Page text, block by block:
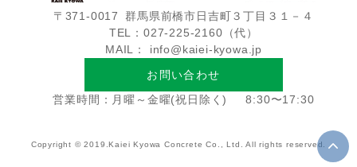
〒371-0017
群馬県前橋市日吉町３丁目３１－４
TEL：027-225-2160（代）
MAIL： info@kaiei-kyowa.jp
お問い合わせ
営業時間：月曜～金曜(祝日除く)
8:30〜17:30
Copyright © 2019.Kaiei Kyowa Concrete Co., Ltd. All rights reserved.